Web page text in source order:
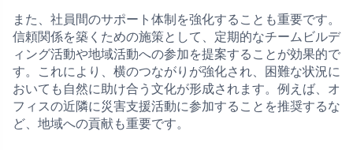
また、社員間のサポート体制を強化することも重要です。
信頼関係を築くための施策として、定期的なチームビルデ
ィング活動や地域活動への参加を提案することが効果的で
す。これにより、横のつながりが強化され、困難な状況に
おいても自然に助け合う文化が形成されます。例えば、オ
フィスの近隣に災害支援活動に参加することを推奨するな
ど、地域への貢献も重要です。